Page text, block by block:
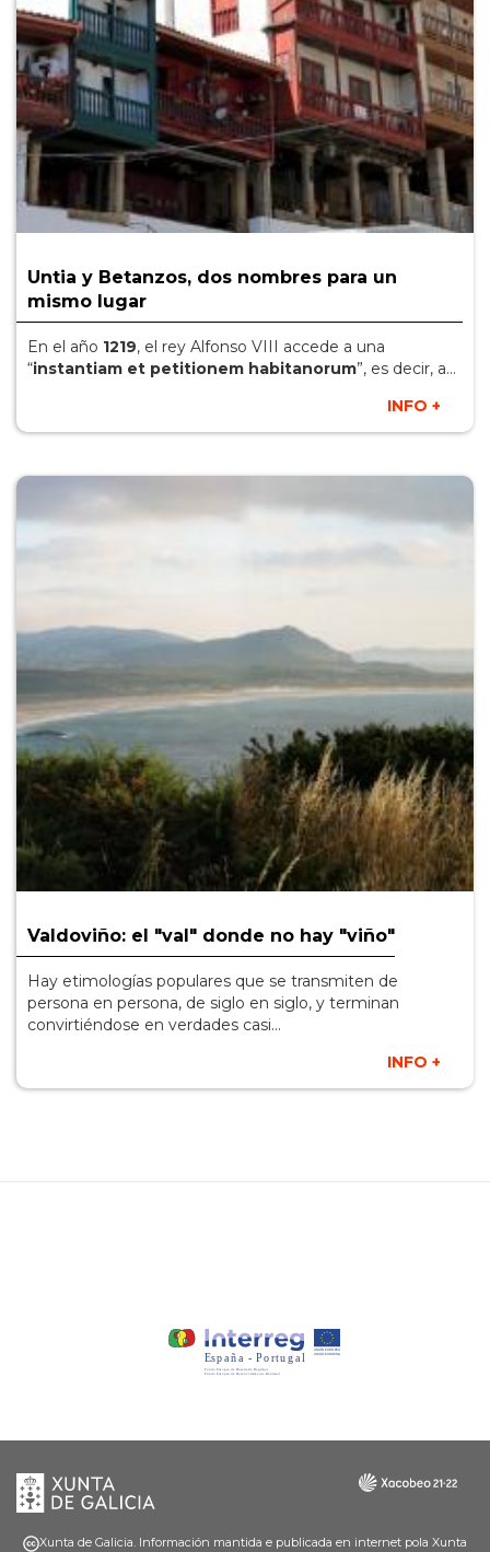
Untia y Betanzos, dos nombres para un
mismo lugar
En el año 1219, el rey Alfonso VIII accede a una
“instantiam et petitionem habitanorum”, es decir, a...
INFO +
Valdoviño: el "val" donde no hay "viño"
Hay etimologías populares que se transmiten de
persona en persona, de siglo en siglo, y terminan
convirtiéndose en verdades casi...
INFO +
Xunta
de
Galicia
Galicia
Xunta de Galicia. Información mantida e publicada en internet pola Xunta